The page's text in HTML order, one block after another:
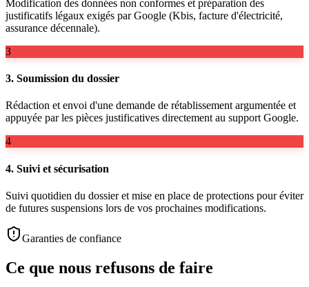
Modification des données non conformes et préparation des
justificatifs légaux exigés par Google (Kbis, facture d'électricité,
assurance décennale).
3
3. Soumission du dossier
Rédaction et envoi d'une demande de rétablissement argumentée et
appuyée par les pièces justificatives directement au support Google.
4
4. Suivi et sécurisation
Suivi quotidien du dossier et mise en place de protections pour éviter
de futures suspensions lors de vos prochaines modifications.
Garanties de confiance
Ce que nous refusons de faire